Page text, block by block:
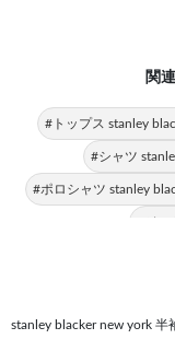
関
#トップス stanley
#シャツ
#ポロシャツ stanley
#ジ
#抜け感 stanley blacker
stanley blacker new york